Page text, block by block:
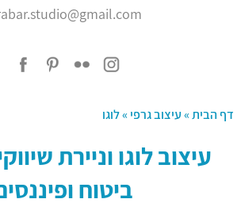
נירה בר
איור
'???? ?????'
דף הבית»עיצוב גרפי»לוגו
עיצוב לוגו וניירת
ביטוח